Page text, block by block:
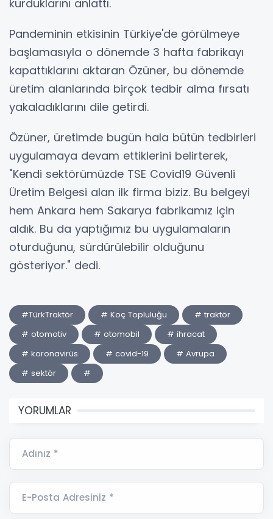
kurduklarını anlattı.
Pandeminin etkisinin Türkiye'de görülmeye
başlamasıyla o dönemde 3 hafta fabrikayı
kapattıklarını aktaran Özüner, bu dönemde
üretim alanlarında birçok tedbir alma fırsatı
yakaladıklarını dile getirdi.
Özüner, üretimde bugün hala bütün tedbirleri
uygulamaya devam ettiklerini belirterek,
"Kendi sektörümüzde TSE Covid19 Güvenli
Üretim Belgesi alan ilk firma biziz. Bu belgeyi
hem Ankara hem Sakarya fabrikamız için
aldık. Bu da yaptığımız bu uygulamaların
oturduğunu, sürdürülebilir olduğunu
gösteriyor." dedi.
#TürkTraktör # Koç Topluluğu
# traktör
# otomotiv
# otomobil
# ihracat
# koronavirüs
# covid-19
# Avrupa
# sektör
#
YORUMLAR
Adınız *
E-Posta Adresiniz *